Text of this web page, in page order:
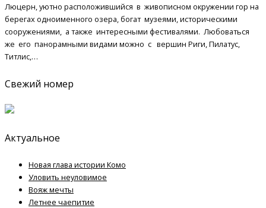
Люцерн, уютно расположившийся в живописном окружении гор на
берегах одноименного озера, богат музеями, историческими
сооружениями, а также интересными фестивалями. Любоваться
же его панорамными видами можно с вершин Риги, Пилатус,
Титлис,…
Свежий номер
Актуальное
Новая глава истории Комо
Уловить неуловимое
Вояж мечты
Летнее чаепитие